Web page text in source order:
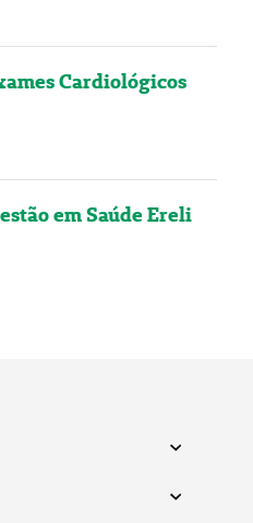
Cardiológicos
em Saúde Ereli